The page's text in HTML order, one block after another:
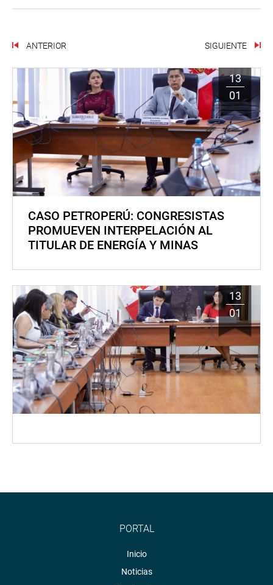
ANTERIOR SIGUIENTE
13
01
CASO PETROPERÚ: CONGRESISTAS
PROMUEVEN INTERPELACIÓN AL
TITULAR DE ENERGÍA Y MINAS
13
01
PORTAL
Inicio
Noticias